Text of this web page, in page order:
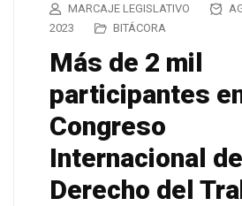
MARCAJE LEGISLATIVO
2023
BITÁCORA
Más de 2 mil
participantes
Congreso
Internacional de
Derecho del